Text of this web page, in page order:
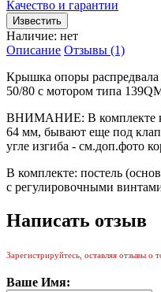
Качество и гарантии
Наличие: нет
Описание Отзывы (1)
Крышка опоры распредвала
50/80 с мотором типа
ВНИМАНИЕ: В комплекте
64 мм, бывают еще под
угле изгиба - см.доп.фото
В комплекте: постель
с регулировочными
Написать отзыв
Зарегистрируйтесь, оставляя отзывы о
Ваше Имя: